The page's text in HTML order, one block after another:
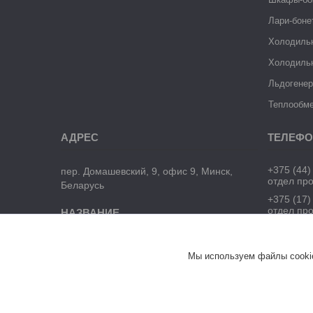
Лари-
пер. Домашевский, 9, офис 9, Минск,
Беларусь
+375
отдел
+375
отдел
Мы используем файлы